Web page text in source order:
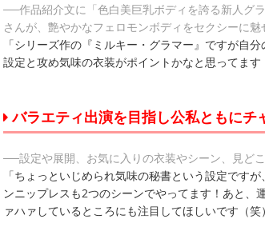
──作品紹介文に「色白美巨乳ボディを誇る新人グ
さんが、艶やかなフェロモンボディをセクシーに魅
「シリーズ作の『ミルキー・グラマー』ですが自
設定と攻め気味の衣装がポイントかなと思ってます
バラエティ出演を目指し公私ともに
──設定や展開、お気に入りの衣装やシーン、見どこ
「ちょっといじめられ気味の秘書という設定です
ンニップレスも2つのシーンでやってます！あと、
ァハァしているところにも注目してほしいです（笑